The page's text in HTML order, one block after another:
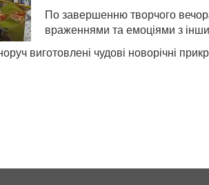
По завершенню творчого
враженнями та емоціями з
виготовлені чудові новорічні